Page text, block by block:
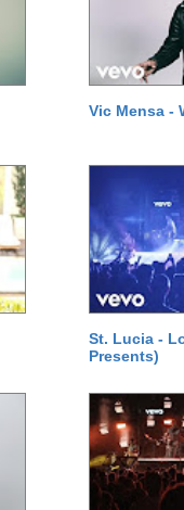
Vic Mensa -
St. Lucia -
Presents)